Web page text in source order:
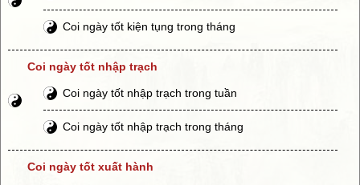
Coi ngày tốt kiện tụng trong tháng
Coi ngày tốt nhập trạch
Coi ngày tốt nhập trạch trong tuần
Coi ngày tốt nhập trạch trong tháng
Coi ngày tốt xuất hành